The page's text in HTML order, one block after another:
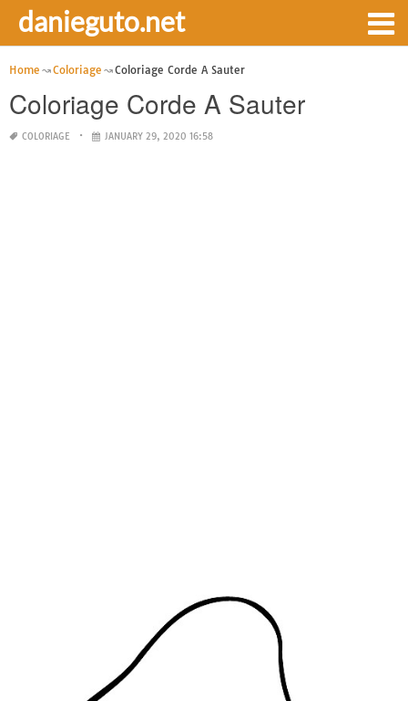
danieguto.net
Home Coloriage Coloriage Corde A Sauter
Coloriage Corde A Sauter
COLORIAGE JANUARY 29, 2020 16:58